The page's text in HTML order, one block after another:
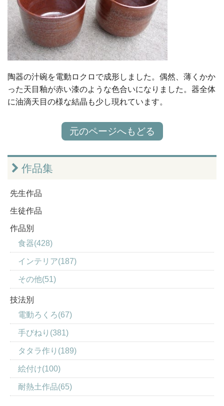
陶器の汁碗を電動ロクロで成形しました。偶然、薄くかか
った天目釉が赤い漆のような色合いになりました。器全体
に油滴天目の様な結晶も少し現れています。
元のページへもどる
作品集
先生作品
生徒作品
作品別
食器(428)
インテリア(187)
その他(51)
技法別
電動ろくろ(67)
手びねり(381)
タタラ作り(189)
絵付け(100)
耐熱土作品(65)